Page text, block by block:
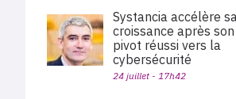
Systancia accélère
croissance après son
pivot réussi vers la
cybersécurité
24 juillet - 17h42